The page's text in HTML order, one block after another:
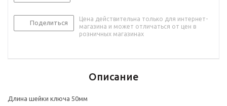
Поделиться
Цена действительна только для интернет-
магазина и может отличаться от цен в
розничных магазинах
Описание
Длина шейки ключа 50мм